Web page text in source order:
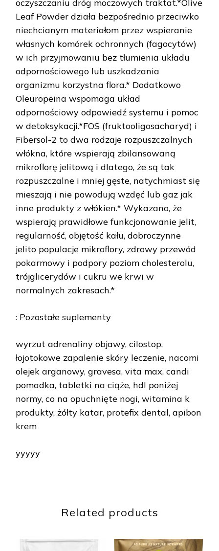
oczyszczaniu dróg moczowych traktat.*Olive
Leaf Powder działa bezpośrednio przeciwko
niechcianym materiałom przez wspieranie
własnych komórek ochronnych (fagocytów)
w ich przyjmowaniu bez tłumienia układu
odpornościowego lub uszkadzania
organizmu korzystna flora.* Dodatkowo
Oleuropeina wspomaga układ
odpornościowy odpowiedź systemu i pomoc
w detoksykacji.*FOS (fruktooligosacharyd) i
Fibersol-2 to dwa rodzaje rozpuszczalnych
włókna, które wspierają zbilansowaną
mikroflorę jelitową i dlatego, że są tak
rozpuszczalne i mniej gęste, natychmiast się
mieszają i nie powodują wzdęć lub gaz jak
inne produkty z włókien.* Wykazano, że
wspierają prawidłowe funkcjonowanie jelit,
regularność, objętość kału, dobroczynne
jelito populacje mikroflory, zdrowy przewód
pokarmowy i podpory poziom cholesterolu,
trójglicerydów i cukru we krwi w
normalnych zakresach.*
: Pozostałe suplementy
wyrzut adrenaliny objawy, cilostop,
łojotokowe zapalenie skóry leczenie, nacomi
olejek arganowy, gravesa, vita max, candi
pomadka, tabletki na ciąże, hdl poniżej
normy, co na opuchnięte nogi, witamina k
produkty, żółty katar, protefix dental, apibon
krem
yyyyy
Related products